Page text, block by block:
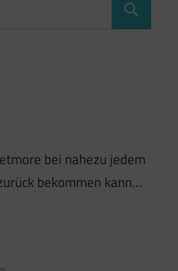
Suchen
bei nahezu jedem
bekommen kann…